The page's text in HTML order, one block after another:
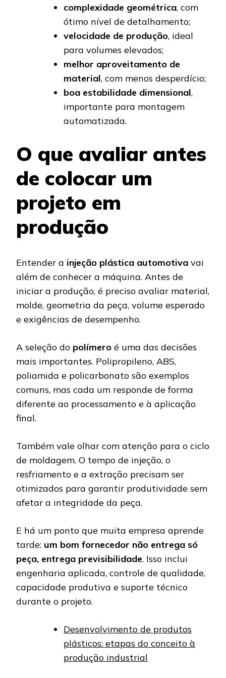
complexidade geométrica, com
ótimo nível de detalhamento;
velocidade de produção, ideal
para volumes elevados;
melhor aproveitamento de
material, com menos desperdício;
boa estabilidade dimensional,
importante para montagem
automatizada.
O que avaliar antes
de colocar um
projeto em
produção
Entender a injeção plástica automotiva vai
além de conhecer a máquina. Antes de
iniciar a produção, é preciso avaliar material,
molde, geometria da peça, volume esperado
e exigências de desempenho.
A seleção do polímero é uma das decisões
mais importantes. Polipropileno, ABS,
poliamida e policarbonato são exemplos
comuns, mas cada um responde de forma
diferente ao processamento e à aplicação
final.
Também vale olhar com atenção para o ciclo
de moldagem. O tempo de injeção, o
resfriamento e a extração precisam ser
otimizados para garantir produtividade sem
afetar a integridade da peça.
E há um ponto que muita empresa aprende
tarde: um bom fornecedor não entrega só
peça, entrega previsibilidade. Isso inclui
engenharia aplicada, controle de qualidade,
capacidade produtiva e suporte técnico
durante o projeto.
Desenvolvimento de produtos
plásticos: etapas do conceito à
produção industrial